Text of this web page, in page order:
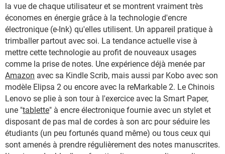
la vue de chaque utilisateur et se montrent vraiment très
économes en énergie grâce à la technologie d'encre
électronique (e-Ink) qu'elles utilisent. Un appareil pratique à
trimballer partout avec soi. La tendance actuelle vise à
mettre cette technologie au profit de nouveaux usages
comme la prise de notes. Une expérience déjà menée par
Amazon avec sa Kindle Scrib, mais aussi par Kobo avec son
modèle Elipsa 2 ou encore avec la reMarkable 2. Le Chinois
Lenovo se plie à son tour à l'exercice avec la Smart Paper,
une "tablette" à encre électronique fournie avec un stylet et
disposant de pas mal de cordes à son arc pour séduire les
étudiants (un peu fortunés quand même) ou tous ceux qui
sont amenés à prendre régulièrement des notes manuscrites.